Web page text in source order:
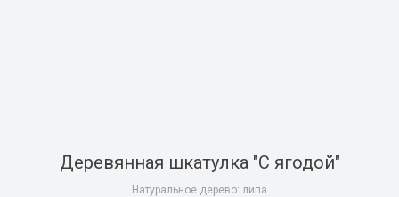
Деревянная шкатулка "С ягодой"
Натуральное дерево: липа